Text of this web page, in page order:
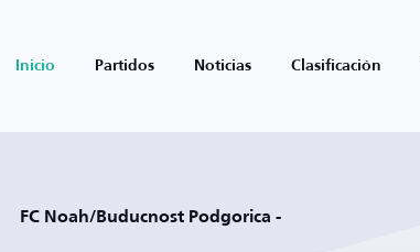
Inicio Partidos Noticias Clasificación
FC Noah/Buducnost Podgorica -